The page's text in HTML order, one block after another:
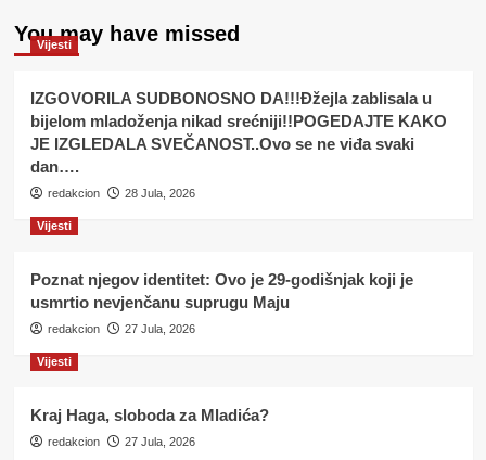
You may have missed
Vijesti
IZGOVORILA SUDBONOSNO DA!!!Đžejla zablisala u
bijelom mladoženja nikad srećniji!!POGEDAJTE KAKO
JE IZGLEDALA SVEČANOST..Ovo se ne viđa svaki
dan….
redakcion 28 Jula, 2026
Vijesti
Poznat njegov identitet: Ovo je 29-godišnjak koji je
usmrtio nevjenčanu suprugu Maju
redakcion 27 Jula, 2026
Vijesti
Kraj Haga, sloboda za Mladića?
redakcion 27 Jula, 2026